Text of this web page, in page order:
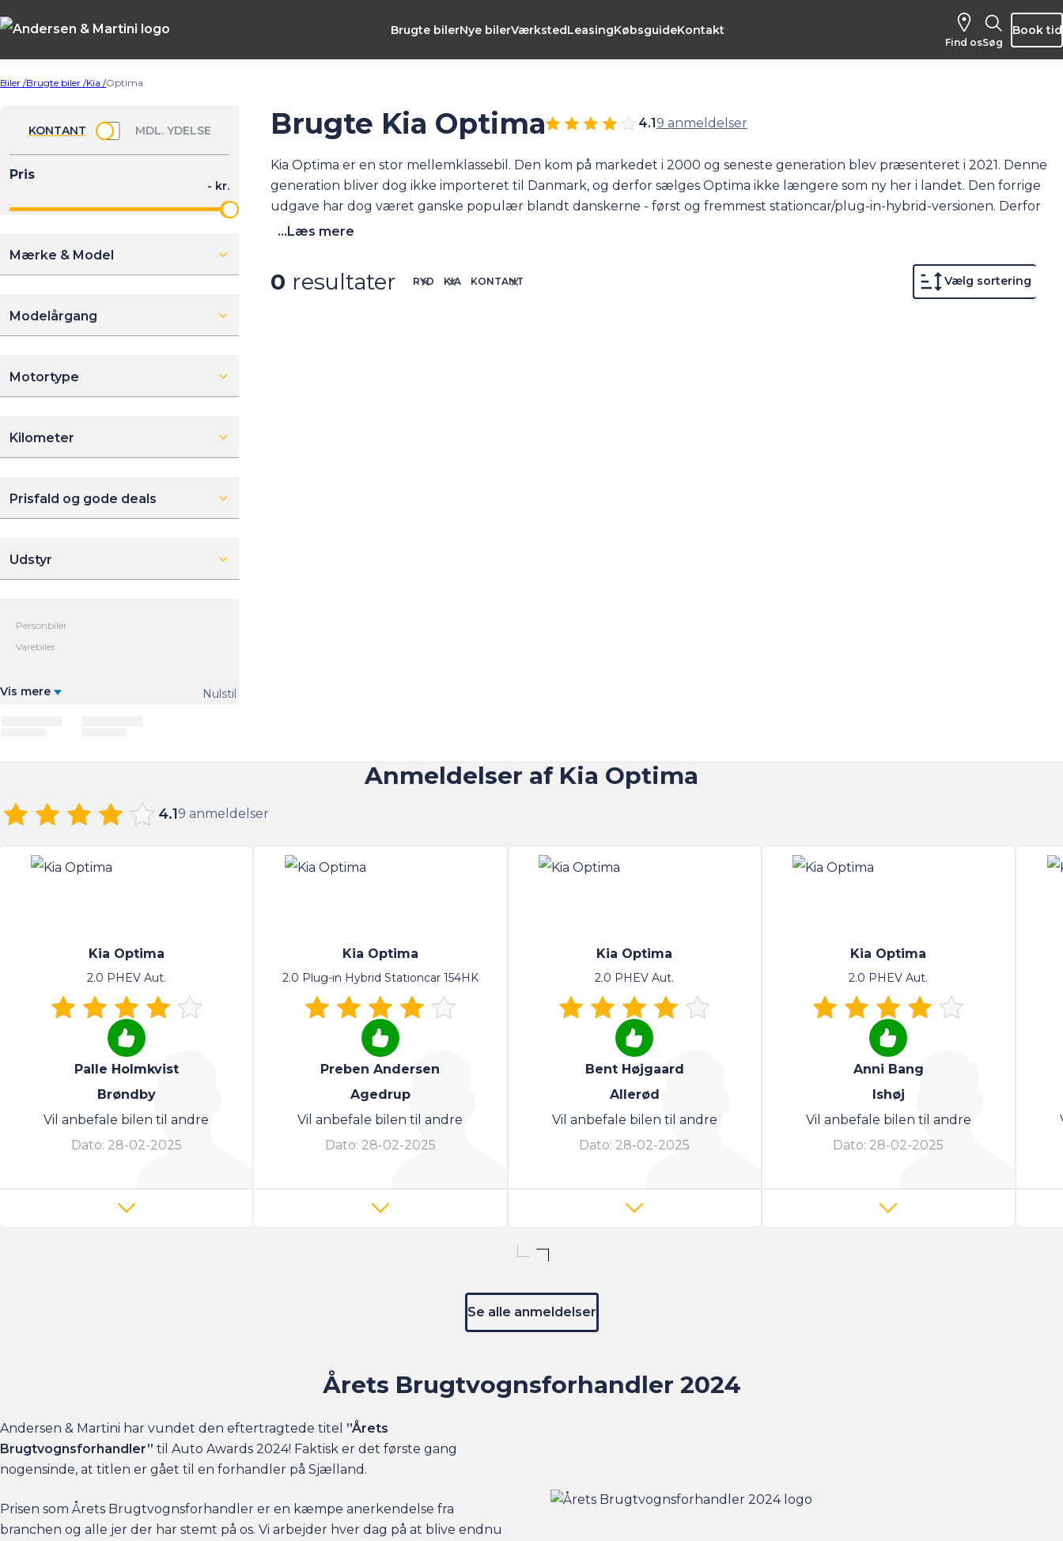
Brugte bilerNye bilerVærkstedLeasingKøbsguideKontakt
Find os Søg
Book tid
Biler /Brugte biler /Kia /Optima
Mærke & Model
Modelårgang
Motortype
Kilometer
Prisfald og gode deals
Udstyr
Vis mere Nulstil
Brugte Kia Optima 4.19 anmeldelser
Kia Optima er en stor mellemklassebil. Den kom på markedet i 2000 og seneste generation blev præsenteret i 2021. Denne
generation bliver dog ikke importeret til Danmark, og derfor sælges Optima ikke længere som ny her i landet. Den forrige
udgave har dog været ganske populær blandt danskerne - først og fremmest stationcar/plug-in-hybrid-versionen. Derfor
kan man ofte finde gode brugte eksemplarer af den – selvfølgelig også her hos Andersen & Martini. Med en Kia Optima
særdeles veludstyret. Samtidig Kia Optima kommer – ligesom alle andre Kia’er – med 7-års garanti (eller 150.000 km.) fra
første registreringsdato. På den måde slipper du for bekymringer rigtigt længe, og gensalgsværdien er høj, hvis man sælger
...Læs mere
0 resultater Vælg sortering
RYD KIA KONTANT
Anmeldelser af Kia Optima
4.19 anmeldelser
Kia Optima
2.0 PHEV Aut.
Palle Holmkvist
Brøndby
Vil anbefale bilen til andre
Dato: 28-02-2025
Kia Optima
2.0 Plug-in Hybrid Stationcar 154HK
Preben Andersen
Agedrup
Vil anbefale bilen til andre
Dato: 28-02-2025
Kia Optima
2.0 PHEV Aut.
Bent Højgaard
Allerød
Vil anbefale bilen til andre
Dato: 28-02-2025
Kia Optima
2.0 PHEV Aut.
Anni Bang
Ishøj
Vil anbefale bilen til andre
Dato: 28-02-2025
Se alle anmeldelser
Årets Brugtvognsforhandler 2024
Andersen & Martini har vundet den eftertragtede titel ”Årets
Brugtvognsforhandler” til Auto Awards 2024! Faktisk er det første gang
nogensinde, at titlen er gået til en forhandler på Sjælland.
Prisen som Årets Brugtvognsforhandler er en kæmpe anerkendelse fra
branchen og alle jer der har stemt på os. Vi arbejder hver dag på at blive endnu